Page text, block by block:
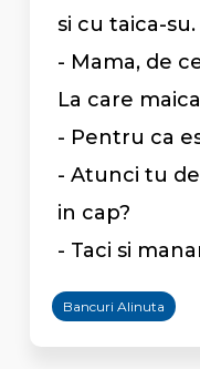
si cu taica-su.
- Mama, de
La care
- Pentru ca
- Atunci tu
in cap?
- Taci si
Bancuri Alinuta